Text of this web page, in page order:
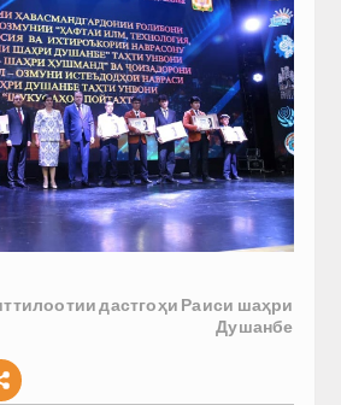
дастгоҳи Раиси шаҳри
Душанбе